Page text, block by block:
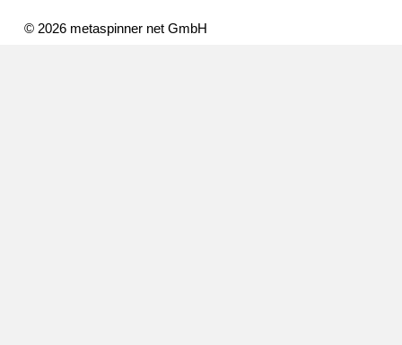
© 2026 metaspinner net GmbH